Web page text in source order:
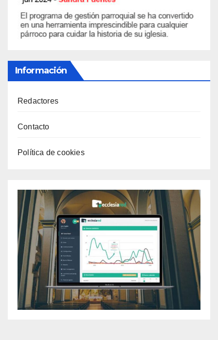
Información
Redactores
Contacto
Política de cookies